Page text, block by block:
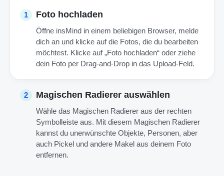
1 Foto hochladen
Öffne insMind in einem beliebigen Browser, melde
dich an und klicke auf die Fotos, die du bearbeiten
möchtest. Klicke auf „Foto hochladen“ oder ziehe
dein Foto per Drag-and-Drop in das Upload-Feld.
2 Magischen Radierer auswählen
Wähle das Magischen Radierer aus der rechten
Symbolleiste aus. Mit diesem Magischen Radierer
kannst du unerwünschte Objekte, Personen, aber
auch Pickel und andere Makel aus deinem Foto
entfernen.